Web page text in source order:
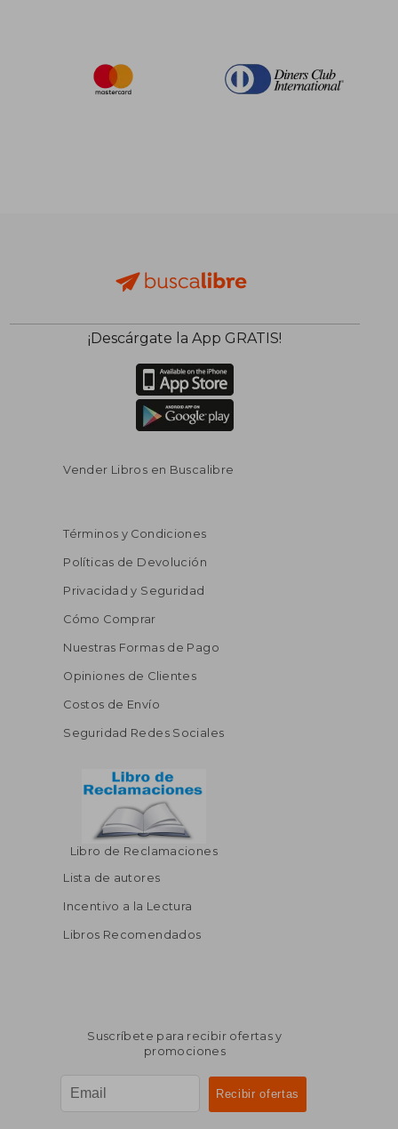
¡Descárgate la App GRATIS!
Vender Libros en Buscalibre
Términos y Condiciones
Políticas de Devolución
Privacidad y Seguridad
Cómo Comprar
Nuestras Formas de Pago
Opiniones de Clientes
Costos de Envío
Seguridad Redes Sociales
Libro de Reclamaciones
Lista de autores
Incentivo a la Lectura
Libros Recomendados
Suscríbete para recibir ofertas y
promociones